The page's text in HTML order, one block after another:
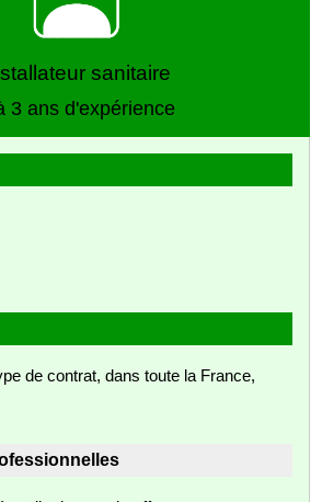
sanitaire
3 ans d'expérience
de contrat, dans toute la France,